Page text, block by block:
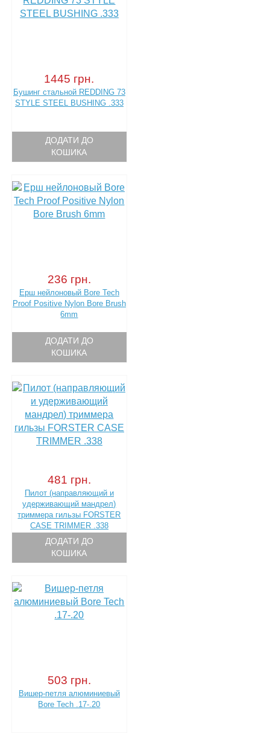
1445 грн.
Бушинг стальной REDDING 73
STYLE STEEL BUSHING .333
ДОДАТИ ДО
КОШИКА
236 грн.
Ерш нейлоновый Bore Tech
Proof Positive Nylon Bore Brush
6mm
ДОДАТИ ДО
КОШИКА
481 грн.
Пилот (направляющий и
удерживающий мандрел)
триммера гильзы FORSTER
CASE TRIMMER .338
ДОДАТИ ДО
КОШИКА
503 грн.
Вишер-петля алюминиевый
Bore Tech .17-.20